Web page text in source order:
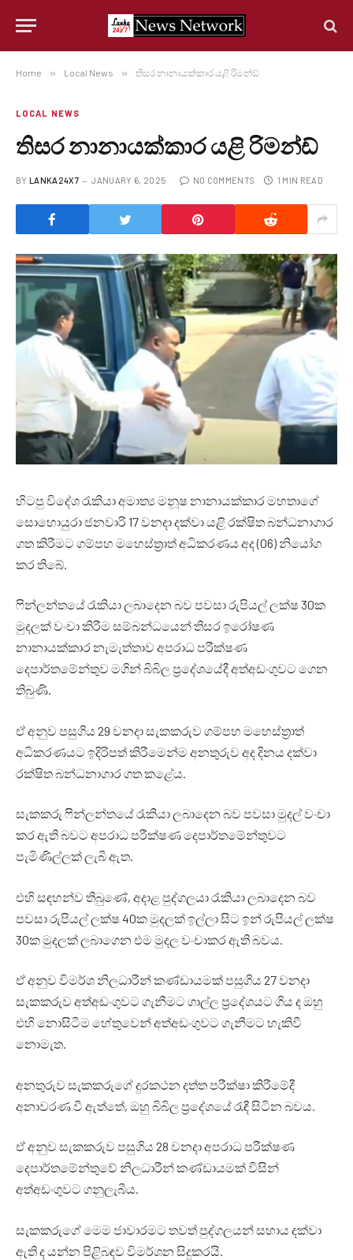
Home » Local News » තිසර නානායක්කාර යළි රිමන්ඩ්
LOCAL NEWS
තිසර නානායක්කාර යළි රිමන්ඩ්
BY LANKA24X7 JANUARY 6, 2025 NO COMMENTS 1 MIN READ
හිටපු විදේශ රැකියා අමාත්‍ය මනූෂ නානායක්කාර මහතාගේ
සොහොයුරා ජනවාරි 17 වනදා දක්වා යළි රක්ෂිත බන්ධනාගාර
ගත කිරීමට ගම්පහ මහෙස්ත්‍රාත් අධිකරණය අද (06) නියෝග
කර තිබේ.
ෆින්ලන්තයේ රැකියා ලබාදෙන බව පවසා රුපියල් ලක්ෂ 30ක
මුදලක් වංචා කිරීම සම්බන්ධයෙන් තිසර ඉරෝෂණ
නානායක්කාර නැමැත්තාව අපරාධ පරීක්ෂණ
දෙපාර්තමේන්තුව මගින් බිබිල ප්‍රදේශයේදී අත්අඩංගුවට ගෙන
තිබුණි.
ඒ අනුව පසුගිය 29 වනදා සැකකරුව ගම්පහ මහෙස්ත්‍රාත්
අධිකරණයට ඉදිරිපත් කිරීමෙන්ම අනතුරුව අද දිනය දක්වා
රක්ෂිත බන්ධනාගාර ගත කළේය.
සැකකරු ෆින්ලන්තයේ රැකියා ලබාදෙන බව පවසා මුදල් වංචා
කර ඇති බවට අපරාධ පරීක්ෂණ දෙපාර්තමේන්තුවට
පැමිණිල්ලක් ලැබී ඇත.
එහි සඳහන්ව තිබුණේ, අදාළ පුද්ගලයා රැකියා ලබාදෙන බව
පවසා රුපියල් ලක්ෂ 40ක මුදලක් ඉල්ලා සිට ඉන් රුපියල් ලක්ෂ
30ක මුදලක් ලබාගෙන එම මුදල වංචාකර ඇති බවය.
ඒ අනුව විමර්ශ නිලධාරීන් කණ්ඩායමක් පසුගිය 27 වනදා
සැකකරුව අත්අඩංගුවට ගැනීමට ගාල්ල ප්‍රදේශයට ගිය ද ඔහු
එහි නොසිටීම හේතුවෙන් අත්අඩංගුවට ගැනීමට හැකිවී
නොමැත.
අනතුරුව සැකකරුගේ දුරකථන දත්ත පරීක්ෂා කිරීමේදී
අනාවරණ වී ඇත්තේ, ඔහු බිබිල ප්‍රදේශයේ රැඳී සිටින බවය.
ඒ අනුව සැකකරුව පසුගිය 28 වනදා අපරාධ පරීක්ෂණ
දෙපාර්තමේන්තුවේ නිලධාරීන් කණ්ඩායමක් විසින්
අත්අඩංගුවට ගනුලැබීය.
සැකකරුගේ මෙම ජාවාරමට තවත් පුද්ගලයන් සහාය දක්වා
ඇති ද යන්න පිළිබඳව විමර්ශන සිදුකරයි.